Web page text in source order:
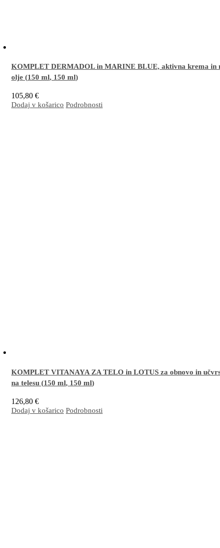
KOMPLET DERMADOL in MARINE BLUE, aktivna krema in
olje (150 ml, 150 ml)
105,80 €
Dodaj v košarico Podrobnosti
KOMPLET VITANAYA ZA TELO in LOTUS za obnovo in
na telesu (150 ml, 150 ml)
126,80 €
Odlična kombinacija za obnovo in učvrstitev kože na stegnih, bokih, trebuhu, prsih in
Dodaj v košarico Podrobnosti